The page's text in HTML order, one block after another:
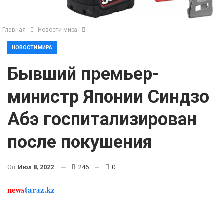
Главная Новости мира
НОВОСТИ МИРА
Бывший премьер-
министр Японии Синдзо
Абэ госпитализирован
после покушения
On Июл 8, 2022 246 0
newstaraz.kz